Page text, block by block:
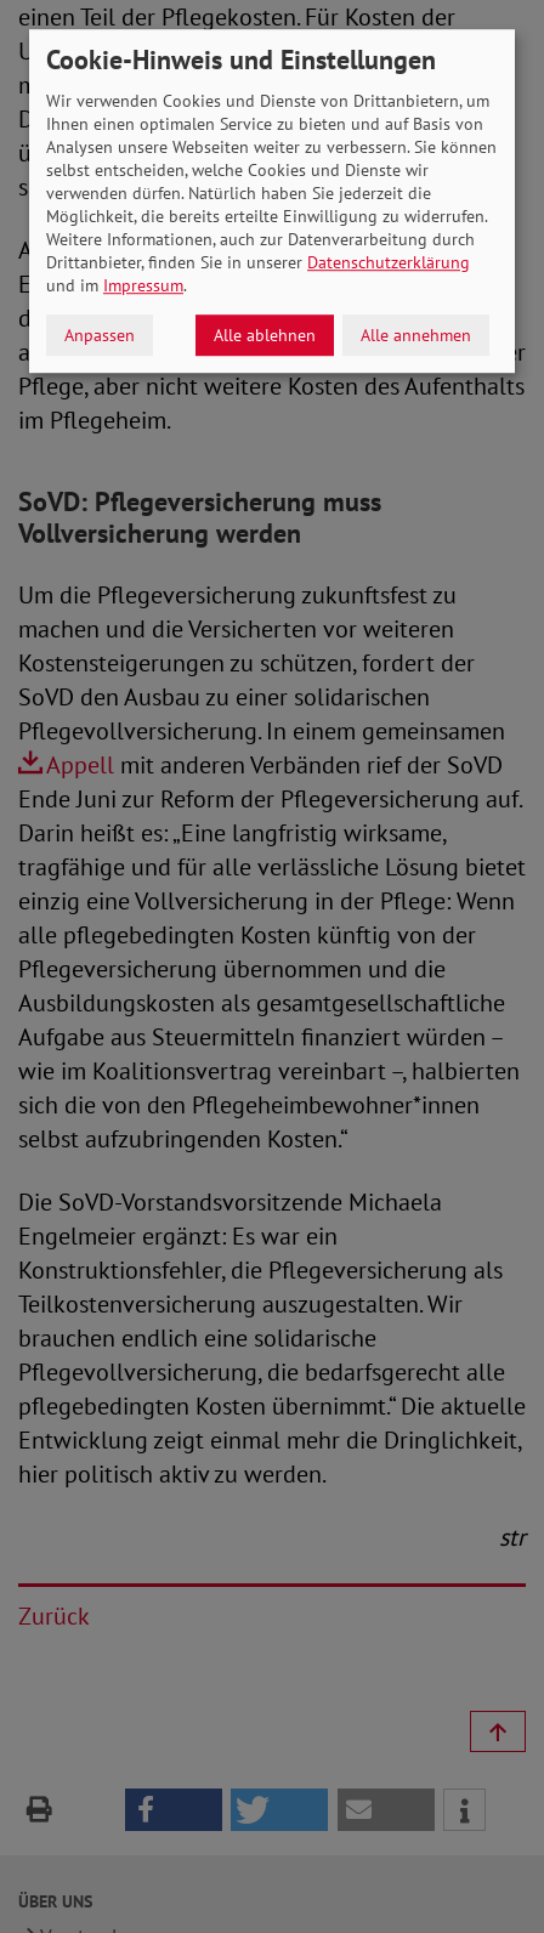
einen Teil der Pflegekosten. Für Kosten der
Unterkunft, Verpflegung und Investitionen
müssen die Versicherten selbst aufkommen.
Durch die steigenden Energiekosten und die
überfälligen Lohnerhöhungen für Pflegekräfte
sind die Summen zuletzt deutlich gestiegen.
Auch die leichte Erhöhung der
Entlastungsbeiträge ab dem nächsten Jahr wird
die Situation nicht grundlegend ändern. Denn
auch diese gibt es nur für den Eigenanteil bei der
Pflege, aber nicht weitere Kosten des Aufenthalts
im Pflegeheim.
SoVD: Pflegeversicherung muss
Vollversicherung werden
Um die Pflegeversicherung zukunftsfest zu
machen und die Versicherten vor weiteren
Kostensteigerungen zu schützen, fordert der
SoVD den Ausbau zu einer solidarischen
Pflegevollversicherung. In einem gemeinsamen
Appell mit anderen Verbänden rief der SoVD
Ende Juni zur Reform der Pflegeversicherung auf.
Darin heißt es: „Eine langfristig wirksame,
tragfähige und für alle verlässliche Lösung bietet
einzig eine Vollversicherung in der Pflege: Wenn
alle pflegebedingten Kosten künftig von der
Pflegeversicherung übernommen und die
Ausbildungskosten als gesamtgesellschaftliche
Aufgabe aus Steuermitteln finanziert würden –
wie im Koalitionsvertrag vereinbart –, halbierten
sich die von den Pflegeheimbewohner*innen
selbst aufzubringenden Kosten.“
Die SoVD-Vorstandsvorsitzende Michaela
Engelmeier ergänzt: Es war ein
Konstruktionsfehler, die Pflegeversicherung als
Teilkostenversicherung auszugestalten. Wir
brauchen endlich eine solidarische
Pflegevollversicherung, die bedarfsgerecht alle
pflegebedingten Kosten übernimmt.“ Die aktuelle
Entwicklung zeigt einmal mehr die Dringlichkeit,
hier politisch aktiv zu werden.
str
Zurück
ÜBER UNS
Cookie-Hinweis und Einstellungen
Wir verwenden Cookies und Dienste von Drittanbietern, um
Ihnen einen optimalen Service zu bieten und auf Basis von
Analysen unsere Webseiten weiter zu verbessern. Sie können
selbst entscheiden, welche Cookies und Dienste wir
verwenden dürfen. Natürlich haben Sie jederzeit die
Möglichkeit, die bereits erteilte Einwilligung zu widerrufen.
Weitere Informationen, auch zur Datenverarbeitung durch
Drittanbieter, finden Sie in unserer Datenschutzerklärung
und im Impressum.
Anpassen Alle ablehnen Alle annehmen